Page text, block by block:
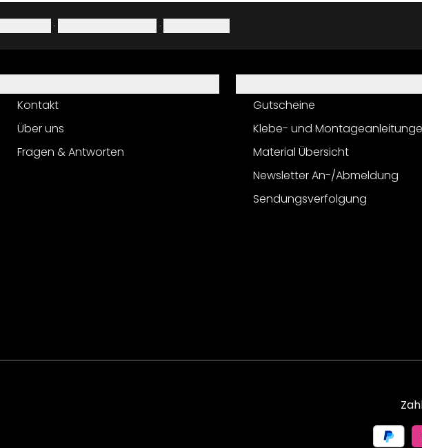
· ·
Kontakt
Über uns
Fragen & Antworten
Gutscheine
Klebe- und
Material Übersicht
Newsletter An-/Abmeldung
Sendungsverfolgung